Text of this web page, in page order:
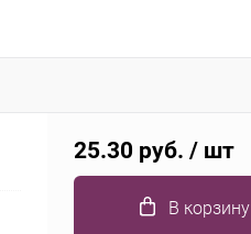
25.30 руб. / шт
В корзину